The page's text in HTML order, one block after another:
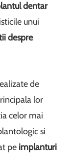
dentar
unui
despre
de
lor
celor mai
si
pe implanturi